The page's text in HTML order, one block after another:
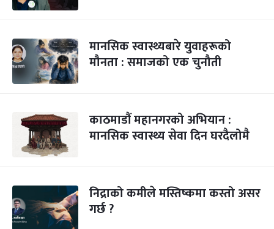
मानसिक स्वास्थ्यबारे युवाहरूको
मौनता : समाजको एक चुनौती
काठमाडौं महानगरको अभियान ‍:
मानसिक स्वास्थ्य सेवा दिन घरदैलोमै
निद्राको कमीले मस्तिष्कमा कस्तो असर
गर्छ ?